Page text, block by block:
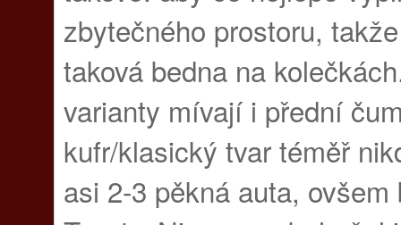
zbytečného prostoru,
taková bedna na
varianty mívají i přední
kufr/klasický tvar téměř
asi 2-3 pěkná auta, ovšem